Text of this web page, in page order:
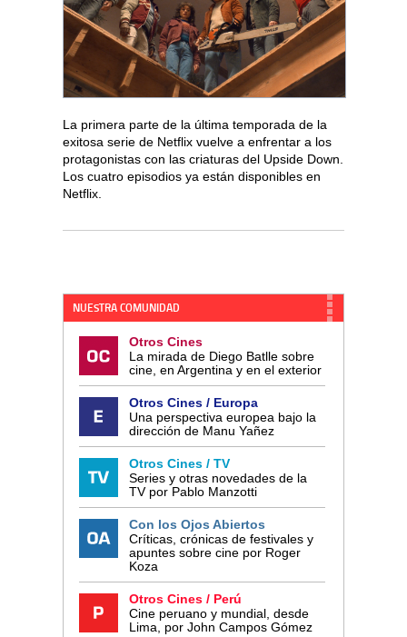
La primera parte de la última temporada de la
exitosa serie de Netflix vuelve a enfrentar a los
protagonistas con las criaturas del Upside Down.
Los cuatro episodios ya están disponibles en
Netflix.
NUESTRA COMUNIDAD
Otros Cines
La mirada de Diego Batlle sobre
cine, en Argentina y en el exterior
Otros Cines / Europa
Una perspectiva europea bajo la
dirección de Manu Yañez
Otros Cines / TV
Series y otras novedades de la
TV por Pablo Manzotti
Con los Ojos Abiertos
Críticas, crónicas de festivales y
apuntes sobre cine por Roger
Koza
Otros Cines / Perú
Cine peruano y mundial, desde
Lima, por John Campos Gómez